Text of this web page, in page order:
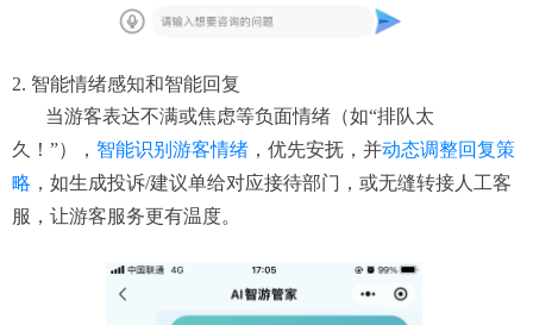
2. 智能情绪感知和智能回复
当游客表达不满或焦虑等负面情绪（如“排队太
久！”）， 智能识别游客情绪 ，优先安抚，并动态调整回复策
略 ，如生成投诉/建议单给对应接待部门，或无缝转接人工客
服，让游客服务更有温度。